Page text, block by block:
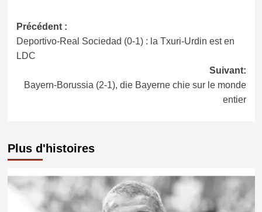
Navigation
d’article
Précédent :
Deportivo-Real Sociedad (0-1) : la Txuri-Urdin est en
LDC
Suivant:
Bayern-Borussia (2-1), die Bayerne chie sur le monde
entier
Plus d'histoires